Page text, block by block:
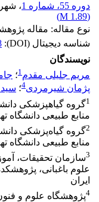
دوره 55، شماره 1
،
(
1.89 M
)
نوع مقاله: مقاله
شناسه دیجیتال (DOI):
نویسندگان
مریم جلیلی مقدم1؛
پژمان شیرمردی4؛
1گروه گیاهپزشکی
منابع طبیعی دانشگاه
2گروه گیاه‌پزشکی
منابع طبیعی دانشگاه
3سازمان تحقیقات،
علوم باغبانی،
ایران
4پژوهشگاه علوم و